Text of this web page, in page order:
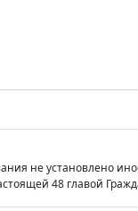
не установлено
48 главой